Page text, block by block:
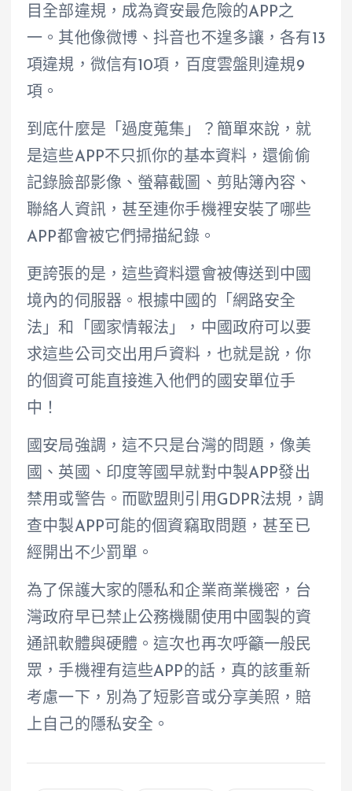
目全部違規，成為資安最危險的APP之
一。其他像微博、抖音也不遑多讓，各有13
項違規，微信有10項，百度雲盤則違規9
項。
到底什麼是「過度蒐集」？簡單來說，就
是這些APP不只抓你的基本資料，還偷偷
記錄臉部影像、螢幕截圖、剪貼簿內容、
聯絡人資訊，甚至連你手機裡安裝了哪些
APP都會被它們掃描紀錄。
更誇張的是，這些資料還會被傳送到中國
境內的伺服器。根據中國的「網路安全
法」和「國家情報法」，中國政府可以要
求這些公司交出用戶資料，也就是說，你
的個資可能直接進入他們的國安單位手
中！
國安局強調，這不只是台灣的問題，像美
國、英國、印度等國早就對中製APP發出
禁用或警告。而歐盟則引用GDPR法規，調
查中製APP可能的個資竊取問題，甚至已
經開出不少罰單。
為了保護大家的隱私和企業商業機密，台
灣政府早已禁止公務機關使用中國製的資
通訊軟體與硬體。這次也再次呼籲一般民
眾，手機裡有這些APP的話，真的該重新
考慮一下，別為了短影音或分享美照，賠
上自己的隱私安全。